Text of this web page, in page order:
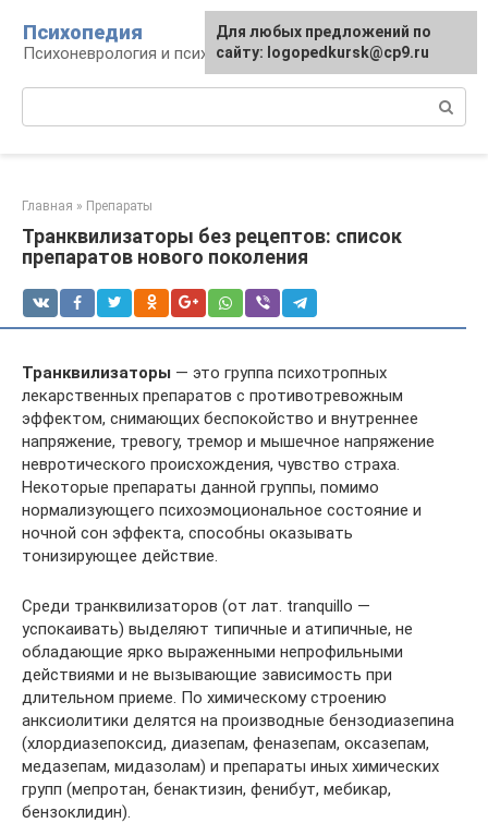
контенту
Психопедия
Психоневрология и психиатрия
Главная » Препараты
Транквилизаторы без рецептов: список
препаратов нового поколения
Транквилизаторы — это группа психотропных
лекарственных препаратов с противотревожным
эффектом, снимающих беспокойство и внутреннее
напряжение, тревогу, тремор и мышечное напряжение
невротического происхождения, чувство страха.
Некоторые препараты данной группы, помимо
нормализующего психоэмоциональное состояние и
ночной сон эффекта, способны оказывать
тонизирующее действие.
Среди транквилизаторов (от лат. tranquillo —
успокаивать) выделяют типичные и атипичные, не
обладающие ярко выраженными непрофильными
действиями и не вызывающие зависимость при
длительном приеме. По химическому строению
анксиолитики делятся на производные бензодиазепина
(хлордиазепоксид, диазепам, феназепам, оксазепам,
медазепам, мидазолам) и препараты иных химических
групп (мепротан, бенактизин, фенибут, мебикар,
бензоклидин).
Для любых предложений по
сайту: logopedkursk@cp9.ru